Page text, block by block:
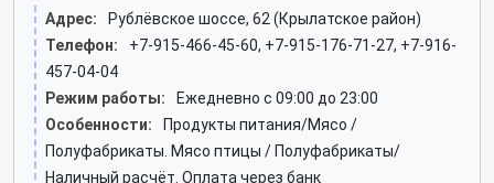
Адрес:
Рублёвское шоссе, 62 (Крылатское район)
Телефон:
+7-915-466-45-60, +7-915-176-71-27, +7-916-
457-04-04
Режим работы:
Ежедневно с 09:00 до 23:00
Особенности:
Продукты питания/Мясо /
Полуфабрикаты. Мясо птицы / Полуфабрикаты/
Наличный расчёт. Оплата через банк